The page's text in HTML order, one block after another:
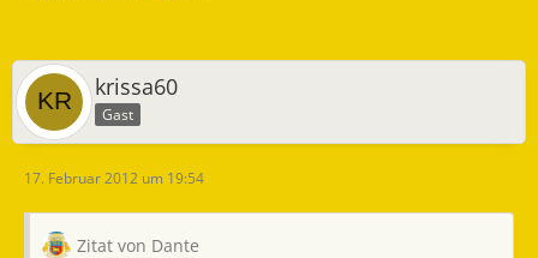
krissa60
Gast
17. Februar 2012 um 19:54
Zitat von Dante